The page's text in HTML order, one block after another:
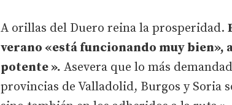
A orillas del Duero reina la prosperidad.
verano «está funcionando muy
potente ». Asevera que lo más
provincias de Valladolid, Burgos y Soria